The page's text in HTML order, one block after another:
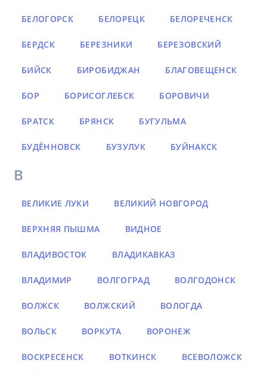
БЕЛОГОРСК БЕЛОРЕЦК БЕЛОРЕЧЕНСК
БЕРДСК БЕРЕЗНИКИ БЕРЕЗОВСКИЙ
БИЙСК БИРОБИДЖАН БЛАГОВЕЩЕНСК
БОР БОРИСОГЛЕБСК БОРОВИЧИ
БРАТСК БРЯНСК БУГУЛЬМА
БУДЁННОВСК БУЗУЛУК БУЙНАКСК
В
ВЕЛИКИЕ ЛУКИ ВЕЛИКИЙ НОВГОРОД
ВЕРХНЯЯ ПЫШМА ВИДНОЕ
ВЛАДИВОСТОК ВЛАДИКАВКАЗ
ВЛАДИМИР ВОЛГОГРАД ВОЛГОДОНСК
ВОЛЖСК ВОЛЖСКИЙ ВОЛОГДА
ВОЛЬСК ВОРКУТА ВОРОНЕЖ
ВОСКРЕСЕНСК ВОТКИНСК ВСЕВОЛОЖСК